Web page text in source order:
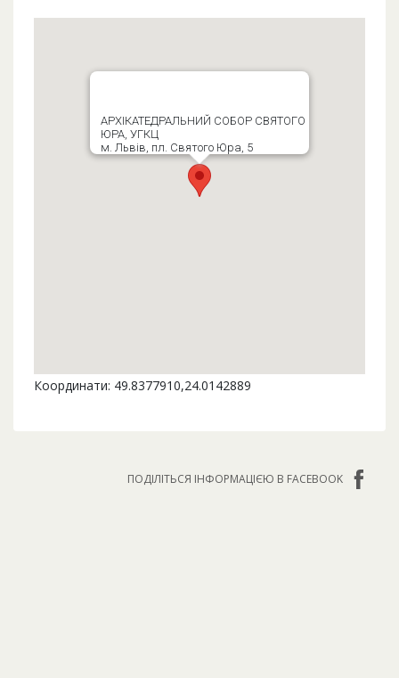
АРХІКАТЕДРАЛЬНИЙ СОБОР СВЯТОГО
ЮРА, УГКЦ
м. Львів, пл. Святого Юра, 5
Координати: 49.8377910,24.0142889
ПОДІЛІТЬСЯ ІНФОРМАЦІЄЮ В FACEBOOK